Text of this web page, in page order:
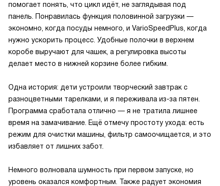
помогает понять, что цикл идёт, не заглядывая под
панель. Понравилась функция половинной загрузки —
экономно, когда посуды немного, и VarioSpeedPlus, когда
нужно ускорить процесс. Удобные полочки в верхнем
коробе выручают для чашек, а регулировка высоты
делает место в нижней корзине более гибким.
Одна история: дети устроили творческий завтрак с
разноцветными тарелками, и я переживала из-за пятен.
Программа сработала отлично — я не тратила лишнее
время на замачивание. Ещё отмечу простоту ухода: есть
режим для очистки машины, фильтр самоочищается, и это
избавляет от лишних забот.
Немного волновала шумность при первом запуске, но
уровень оказался комфортным. Также радует экономия